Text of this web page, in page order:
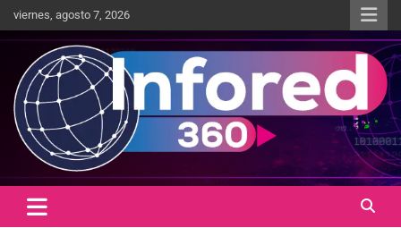
viernes, agosto 7, 2026
infored360.mx
Un giro en la información